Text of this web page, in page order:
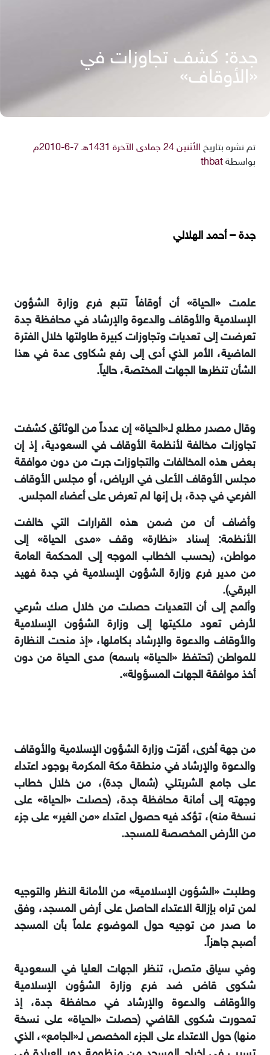
جدة: كشف تجاوزات في
«الأوقاف»
تم نشره بتاريخ الأثنين 24 جمادى الآخرة 1431هـ 7-6-2010م
بواسطة thbat
جدة – أحمد الهلالي
علمت «الحياة» أن أوقافاً تتبع فرع وزارة الشؤون
الإسلامية والأوقاف والدعوة والإرشاد في محافظة جدة
تعرضت إلى تعديات وتجاوزات كبيرة طاولتها خلال الفترة
الماضية، الأمر الذي أدى إلى رفع شكاوى عدة في هذا
الشأن تنظرها الجهات المختصة، حالياً.
وقال مصدر مطلع لـ«الحياة» إن عدداً من الوثائق كشفت
تجاوزات مخالفة لأنظمة الأوقاف في السعودية، إذ إن
بعض هذه المخالفات والتجاوزات جرت من دون موافقة
مجلس الأوقاف الأعلى في الرياض، أو مجلس الأوقاف
الفرعي في جدة، بل إنها لم تعرض على أعضاء المجلس.
وأضاف أن من ضمن هذه القرارات التي خالفت
الأنظمة: إسناد «نظارة» وقف «مدى الحياة» إلى
مواطن، (بحسب الخطاب الموجه إلى المحكمة العامة
من مدير فرع وزارة الشؤون الإسلامية في جدة فهيد
البرقي).
وألمح إلى أن التعديات حصلت من خلال صك شرعي
لأرض تعود ملكيتها إلى وزارة الشؤون الإسلامية
والأوقاف والدعوة والإرشاد بكاملها، «إذ منحت النظارة
للمواطن (تحتفظ «الحياة» باسمه) مدى الحياة من دون
أخذ موافقة الجهات المسؤولة».
من جهة أخرى، أقرّت وزارة الشؤون الإسلامية والأوقاف
والدعوة والإرشاد في منطقة مكة المكرمة بوجود اعتداء
على جامع الشربتلي (شمال جدة)، من خلال خطاب
وجهته إلى أمانة محافظة جدة، (حصلت «الحياة» على
نسخة منه)، تؤكد فيه حصول اعتداء «من الغير» على جزء
من الأرض المخصصة للمسجد.
وطلبت «الشؤون الإسلامية» من الأمانة النظر والتوجيه
لمن تراه بإزالة الاعتداء الحاصل على أرض المسجد، وفق
ما صدر من توجيه حول الموضوع علماً بأن المسجد
أصبح جاهزاً.
وفي سياق متصل، تنظر الجهات العليا في السعودية
شكوى قاض ضد فرع وزارة الشؤون الإسلامية
والأوقاف والدعوة والإرشاد في محافظة جدة، إذ
تمحورت شكوى القاضي (حصلت «الحياة» على نسخة
منها) حول الاعتداء على الجزء المخصص لـ«الجامع»، الذي